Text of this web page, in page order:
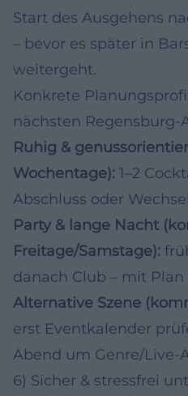
Start des Ausgehens
– bevor es später in
weitergeht.
Konkrete
nächsten Regensburg-
Ruhig &
Wochentage): 1–2
Abschluss oder
Party & lange Nacht
Freitage/Samstage):
danach Club – mit
Alternative Szene
erst Eventkalender
Abend um Genre/Live-
6) Sicher & stressfrei